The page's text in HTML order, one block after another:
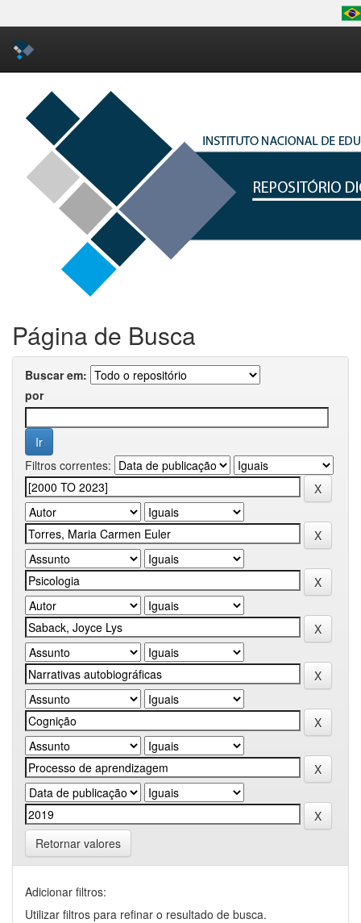
Skip
navigation
Página de Busca
Buscar em:
por
Filtros correntes:
Retornar valores
Adicionar filtros:
Utilizar filtros para refinar o resultado de busca.